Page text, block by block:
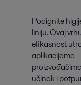
Podignite
liniju. Ovaj
efikasnost
aplikacijama
učinak i